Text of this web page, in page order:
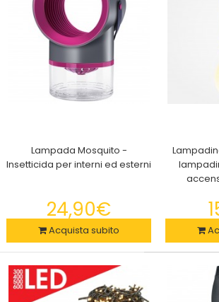
BARRA PER ALLENAMENTO ADDOMINALI
PAVIMENTOVuoi fare esercizi senza
Lampada Mosquito -
Insetticida per interni ed esterni
24,90€
Acquista subito